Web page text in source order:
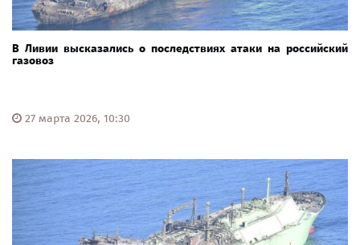
В Ливии высказались о последствиях атаки на российский
газовоз
27 марта 2026, 10:30